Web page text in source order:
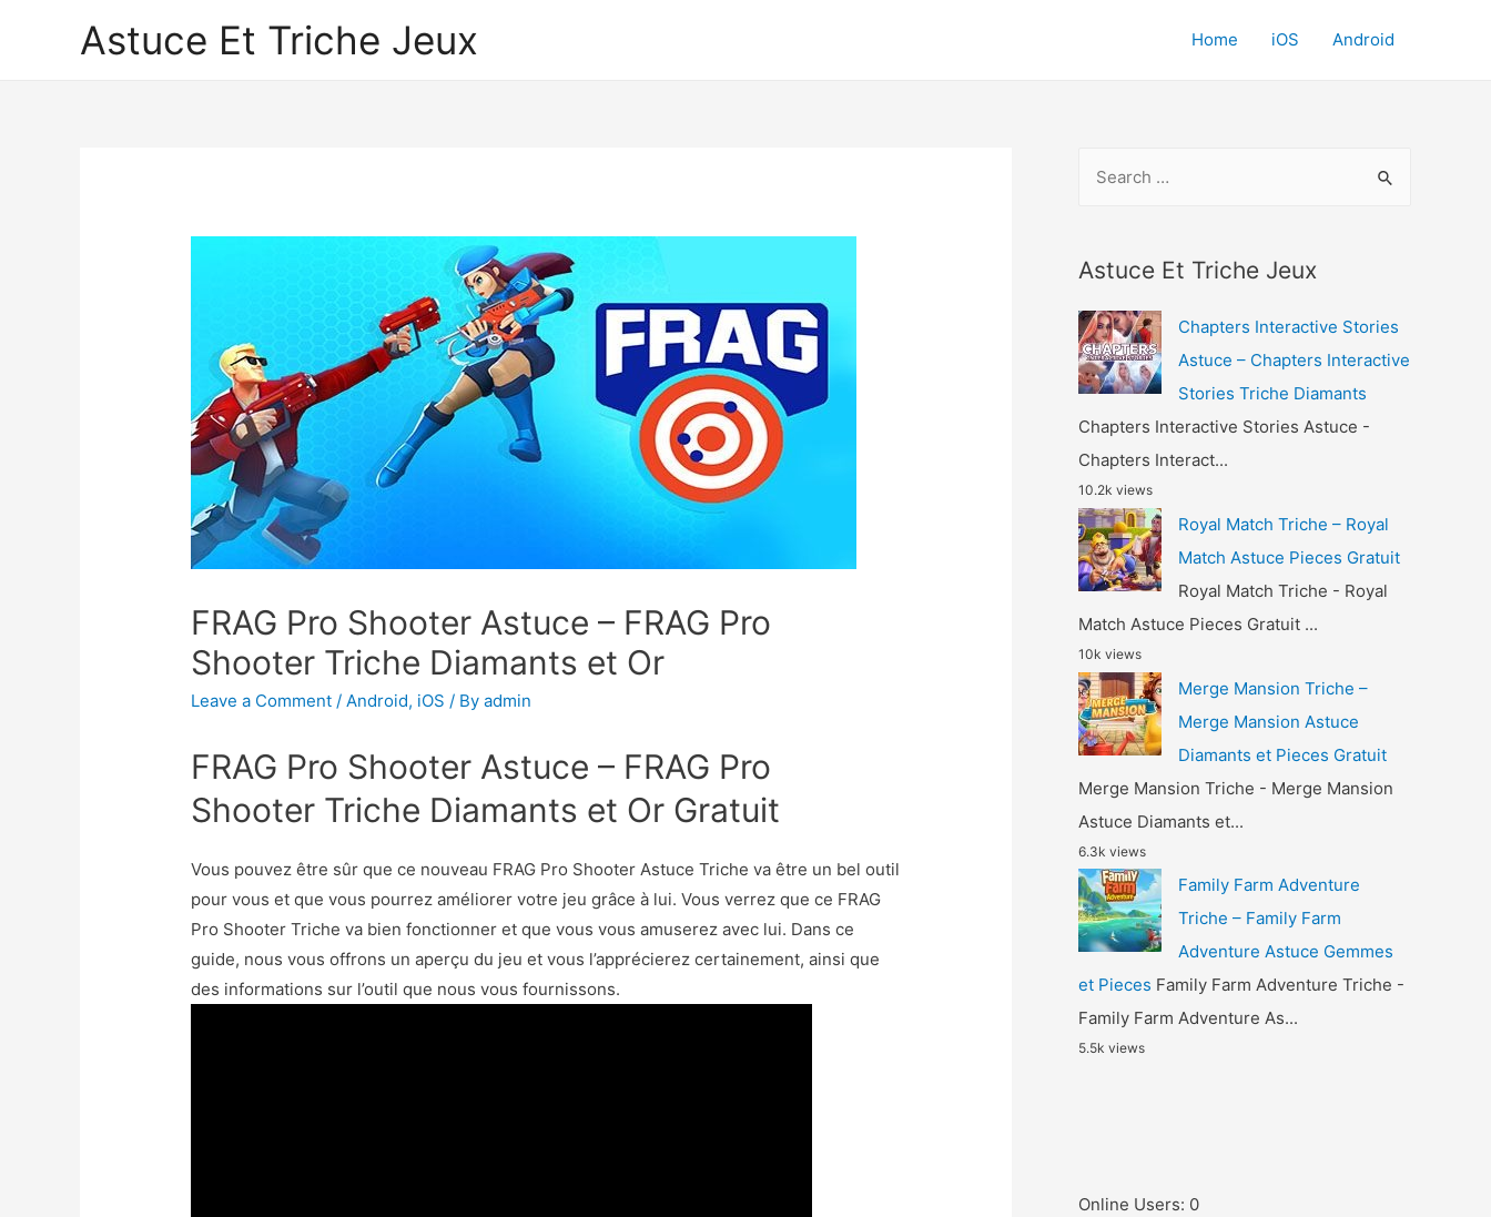
Astuce Et Triche Jeux Home iOS Android
FRAG Pro Shooter Astuce – FRAG Pro
Shooter Triche Diamants et Or
Leave a Comment /Android, iOS / Byadmin
FRAG Pro Shooter Astuce – FRAG Pro
Shooter Triche Diamants et Or Gratuit
Vous pouvez être sûr que ce nouveau FRAG Pro Shooter Astuce Triche va être un bel outil
pour vous et que vous pourrez améliorer votre jeu grâce à lui. Vous verrez que ce FRAG
Pro Shooter Triche va bien fonctionner et que vous vous amuserez avec lui. Dans ce
guide, nous vous offrons un aperçu du jeu et vous l’apprécierez certainement, ainsi que
des informations sur l’outil que nous vous fournissons.
r
h
f
o
r
:
Astuce Et Triche Jeux
Chapters Interactive Stories
Astuce – Chapters Interactive
Stories Triche Diamants
Chapters Interactive Stories Astuce -
Chapters Interact...
10.2k views
Royal Match Triche – Royal
Match Astuce Pieces Gratuit
Royal Match Triche - Royal
Match Astuce Pieces Gratuit ...
10k views
Merge Mansion Triche –
Merge Mansion Astuce
Diamants et Pieces Gratuit
Merge Mansion Triche - Merge Mansion
Astuce Diamants et...
6.3k views
Family Farm Adventure
Triche – Family Farm
Adventure Astuce Gemmes
et Pieces Family Farm Adventure Triche -
Family Farm Adventure As...
5.5k views
Online Users: 0